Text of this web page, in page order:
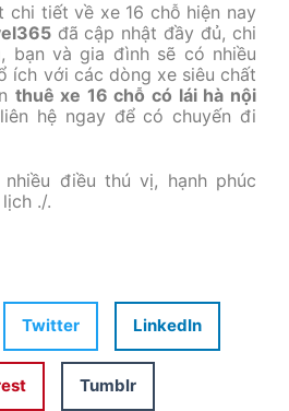
chi tiết về xe 16 chỗ hiện nay
đã cập nhật đầy đủ, chi
bạn và gia đình sẽ có nhiều
ích với các dòng xe siêu chất
thuê xe 16 chỗ có lái hà nội
hệ ngay để có chuyến đi
điều thú vị, hạnh phúc
./.
Twitter LinkedIn
Tumblr